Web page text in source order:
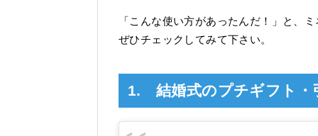
「こんな使い方があったんだ！」と、
ぜひチェックしてみて下さい。
1. 結婚式のプチギフト・